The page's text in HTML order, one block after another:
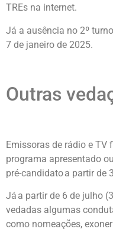
TREs na internet.
Já a ausência no 2º
7 de janeiro de 2025.
Outras
Emissoras de rádio e
programa apresentado
pré-candidato a partir de
Já a partir de 6 de julho
vedadas algumas
como nomeações,